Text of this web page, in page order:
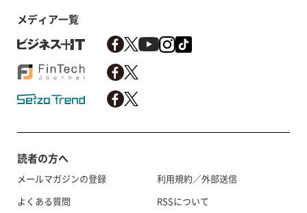
メディア一覧
読者の方へ
メールマガジンの登録
よくある質問
利用規約／外部送信
RSSについて